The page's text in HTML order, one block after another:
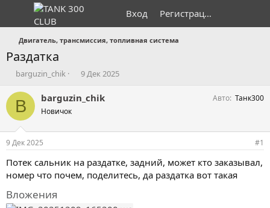
Вход Регистрация
Двигатель, трансмиссия, топливная система
Раздатка
А
т
о
т
е
м
ы
barguzin_chik
Д
т
а
а
л
9 Дек 2025
B barguzin_chik
Новичок
Авто Танк300
9 Дек 2025 #1
Потек сальник на раздатке, задний, может кто заказывал,
номер что почем, поделитесь, да раздатка вот такая
Вложения